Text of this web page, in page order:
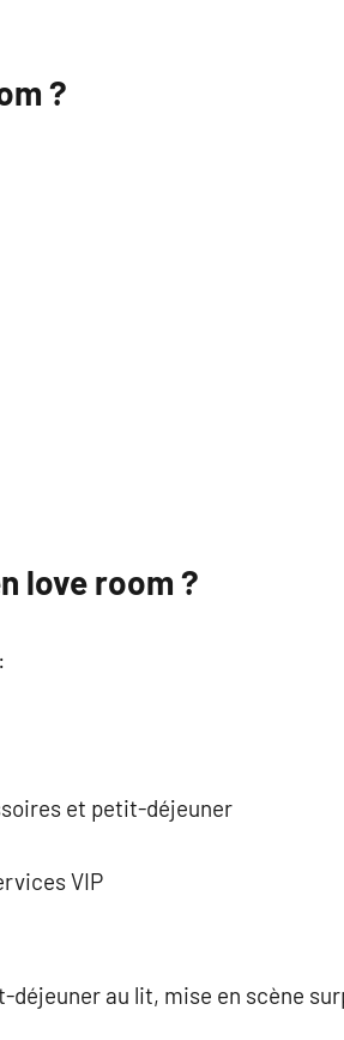
?
love room ?
et petit-déjeuner
VIP
au lit, mise en scène